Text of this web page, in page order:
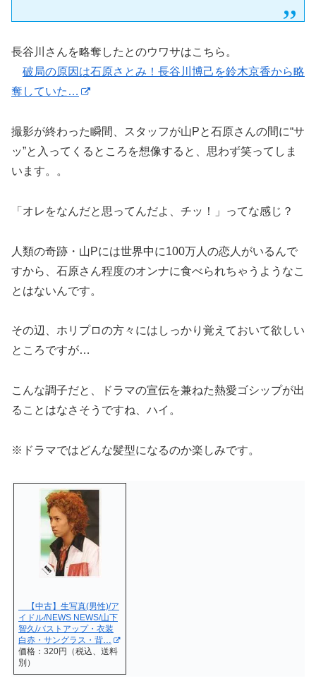
長谷川さんを略奪したとのウワサはこちら。
破局の原因は石原さとみ！長谷川博己を鈴木京香から略
奪していた…
撮影が終わった瞬間、スタッフが山Pと石原さんの間に“サ
ッ”と入ってくるところを想像すると、思わず笑ってしま
います。。
「オレをなんだと思ってんだよ、チッ！」ってな感じ？
人類の奇跡・山Pには世界中に100万人の恋人がいるんで
すから、石原さん程度のオンナに食べられちゃうようなこ
とはないんです。
その辺、ホリプロの方々にはしっかり覚えておいて欲しい
ところですが…
こんな調子だと、ドラマの宣伝を兼ねた熱愛ゴシップが出
ることはなさそうですね、ハイ。
※ドラマではどんな髪型になるのか楽しみです。
【中古】生写真(男性)/ア
イドル/NEWS NEWS/山下
智久/バストアップ・衣装
白赤・サングラス・背…
価格：320円（税込、送料
別）